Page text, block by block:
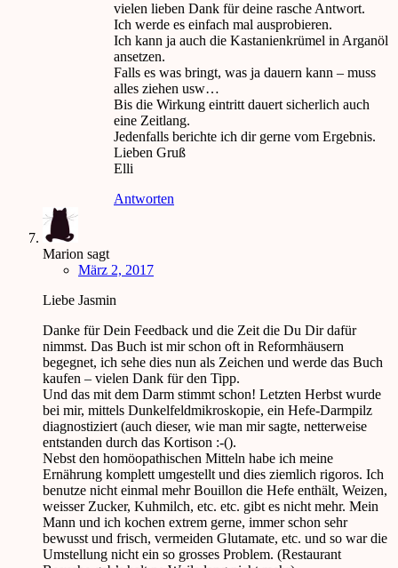
vielen lieben Dank für deine rasche Antwort.
Ich werde es einfach mal ausprobieren.
Ich kann ja auch die Kastanienkrümel in Arganöl
ansetzen.
Falls es was bringt, was ja dauern kann – muss
alles ziehen usw…
Bis die Wirkung eintritt dauert sicherlich auch
eine Zeitlang.
Jedenfalls berichte ich dir gerne vom Ergebnis.
Lieben Gruß
Elli
Antworten
Marion sagt
März 2, 2017
Liebe Jasmin
Danke für Dein Feedback und die Zeit die Du Dir dafür
nimmst. Das Buch ist mir schon oft in Reformhäusern
begegnet, ich sehe dies nun als Zeichen und werde das Buch
kaufen – vielen Dank für den Tipp.
Und das mit dem Darm stimmt schon! Letzten Herbst wurde
bei mir, mittels Dunkelfeldmikroskopie, ein Hefe-Darmpilz
diagnostiziert (auch dieser, wie man mir sagte, netterweise
entstanden durch das Kortison :-().
Nebst den homöopathischen Mitteln habe ich meine
Ernährung komplett umgestellt und dies ziemlich rigoros. Ich
benutze nicht einmal mehr Bouillon die Hefe enthält, Weizen,
weisser Zucker, Kuhmilch, etc. etc. gibt es nicht mehr. Mein
Mann und ich kochen extrem gerne, immer schon sehr
bewusst und frisch, vermeiden Glutamate, etc. und so war die
Umstellung nicht ein so grosses Problem. (Restaurant